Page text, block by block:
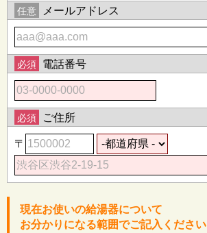
任意 メールアドレス
必須 電話番号
必須 ご住所
〒
現在お使いの給湯器について
お分かりになる範囲でご記入ください